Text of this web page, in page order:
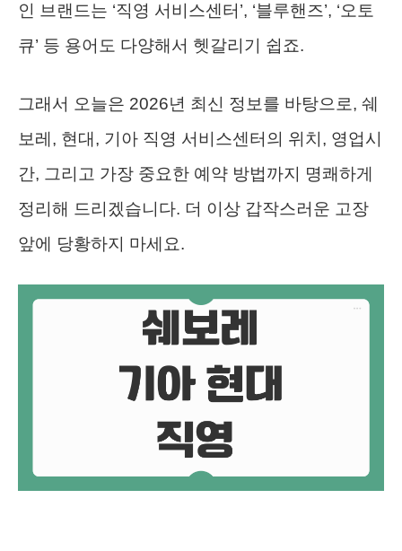
인 브랜드는 ‘직영 서비스센터’, ‘블루핸즈’, ‘오토
큐’ 등 용어도 다양해서 헷갈리기 쉽죠.
그래서 오늘은 2026년 최신 정보를 바탕으로, 쉐
보레, 현대, 기아 직영 서비스센터의 위치, 영업시
간, 그리고 가장 중요한 예약 방법까지 명쾌하게
정리해 드리겠습니다. 더 이상 갑작스러운 고장
앞에 당황하지 마세요.